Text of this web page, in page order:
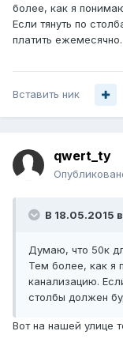
более, как я
Если тянуть по
платить ежемесячно.
Вставить ник
qwert_ty
В 18.05.2015
Думаю, что 50к
Тем более, как я
канализацию.
столбы должен
Вот на нашей улице